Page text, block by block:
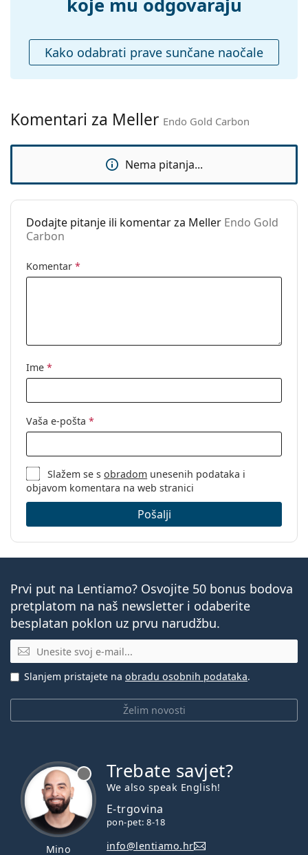
Ostalo
Spol:
Unisex
Kategorija:
Sunčane naočale
Upotreba:
Moda
koje mu odgovaraju
Kako odabrati prave sunčane naočale
Komentari za Meller Endo Gold Carbon
Nema pitanja...
Dodajte pitanje ili komentar za Meller Endo Gold
Carbon
Komentar *
Ime *
Vaša e-pošta *
Slažem se sobradom unesenih podataka i
objavom komentara na web stranici
Pošalji
Prvi put na Lentiamo? Osvojite 50 bonus bodova
pretplatom na naš newsletter i odaberite
besplatan poklon uz prvu narudžbu.
E-mail
Želim novosti
Slanjem pristajete na obradu osobnih podataka.
Mino
Trebate savjet?
We also speak English!
E-trgovina
pon-pet: 8-18
info@lentiamo.hr